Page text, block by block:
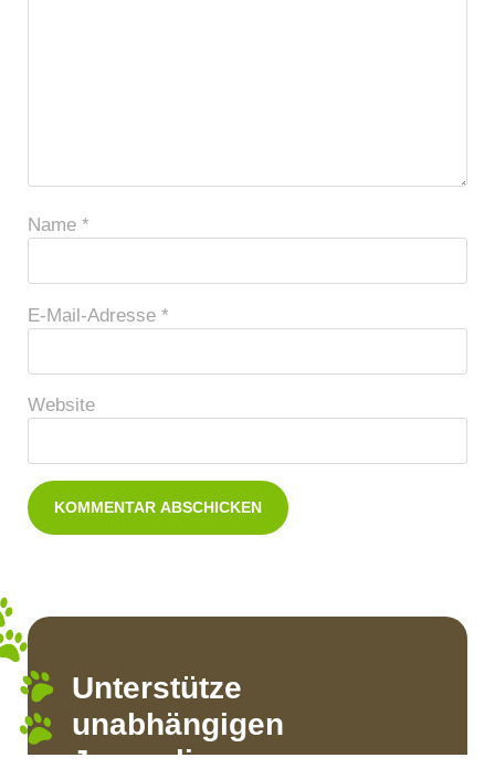
Name *
E-Mail-Adresse *
Website
Unterstütze
unabhängigen
Journalismus